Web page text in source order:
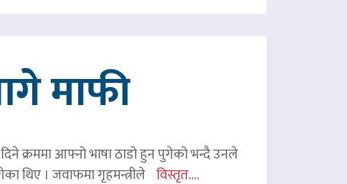
माफी
क्रममा आफ्नो भाषा ठाडो हुन पुगेको भन्दै उनले
थिए । जवाफमा गृहमन्त्रीले विस्तृत....